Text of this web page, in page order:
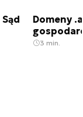
Domeny
3 min.